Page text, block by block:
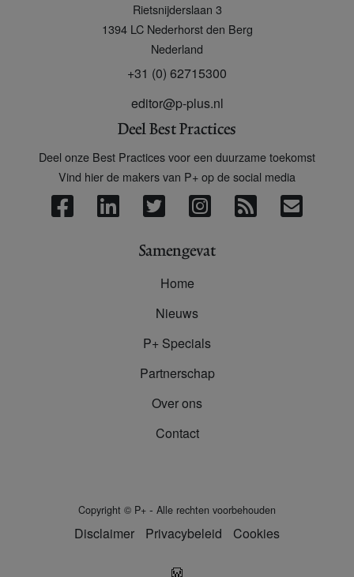
Rietsnijderslaan 3
1394 LC Nederhorst den Berg
Nederland
+31 (0) 62715300
editor@p-plus.nl
Deel Best Practices
Deel onze Best Practices voor een duurzame toekomst
Vind hier de makers van P+ op de social media
Samengevat
Home
Nieuws
P+ Specials
Partnerschap
Over ons
Contact
Copyright © P+ - Alle rechten voorbehouden
Disclaimer Privacybeleid Cookies